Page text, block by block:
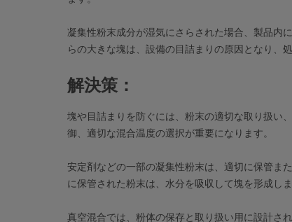
凝集性粉末成分が湿気にさらされた場合、製品内
らの大きな塊は、設備の目詰まりの原因となり、
解決策：
塊や目詰まりを防ぐには、粉末の適切な取り扱い
御、適切な混合温度の選択が重要になります。
安定剤などの一部の凝集性粉末は、適切に保管ま
に保管された粉末は、水分を吸収して塊を形成しま
真空混合では、粉体の保存と取り扱い用に設計さ